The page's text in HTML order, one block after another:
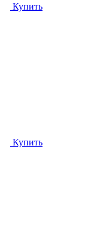
Купить
Купить